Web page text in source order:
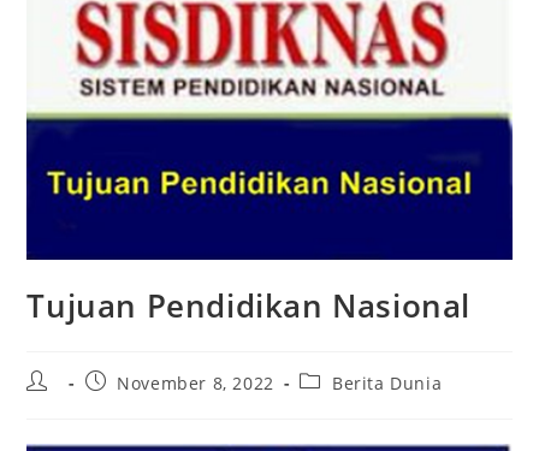
Tujuan Pendidikan Nasional
Post
PostNovember 8, 2022
PostBerita Dunia